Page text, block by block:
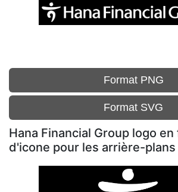
Format PNG
Format SVG
Hana Financial Group logo
d'icone pour les arrière-